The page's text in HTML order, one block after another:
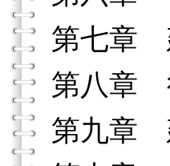
第七章
第八章
第九章